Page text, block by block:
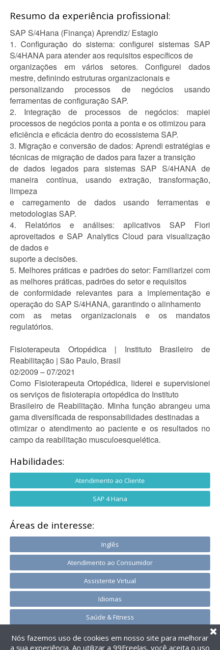
Resumo da experiência profissional:
SAP S/4Hana (Finança) Aprendiz/ Estagio
1. Configuração do sistema: configurei sistemas SAP
S/4HANA para atender aos requisitos específicos de
organizações em vários setores. Configurei dados
mestre, definindo estruturas organizacionais e
personalizando processos de negócios usando
ferramentas de configuração SAP.
2. Integração de processos de negócios: mapiei
processos de negócios ponta a ponta e os otimizou para
eficiência e eficácia dentro do ecossistema SAP.
3. Migração e conversão de dados: Aprendi estratégias e
técnicas de migração de dados para fazer a transição
de dados legados para sistemas SAP S/4HANA de
maneira contínua, usando extração, transformação,
limpeza
e carregamento de dados usando ferramentas e
metodologias SAP.
4. Relatórios e análises: aplicativos SAP Fiori
aproveitados e SAP Analytics Cloud para visualização
de dados e
suporte a decisões.
5. Melhores práticas e padrões do setor: Familiarizei com
as melhores práticas, padrões do setor e requisitos
de conformidade relevantes para a implementação e
operação do SAP S/4HANA, garantindo o alinhamento
com as metas organizacionais e os mandatos
regulatórios.
Fisioterapeuta Ortopédica | Instituto Brasileiro de
Reabilitação | São Paulo, Brasil
02/2009 – 07/2021
Como Fisioterapeuta Ortopédica, liderei e supervisionei
os serviços de fisioterapia ortopédica do Instituto
Brasileiro de Reabilitação. Minha função abrangeu uma
gama diversificada de responsabilidades destinadas a
otimizar o atendimento ao paciente e os resultados no
campo da reabilitação musculoesquelética.
Habilidades:
Atendimento ao Cliente
SAP 4 Hana
Áreas de interesse:
Inglês
Atendimento ao Consumidor
Assistente Virtual
Idiomas
Saúde & Fitness
Nós fazemos uso de cookies em nosso site para melhorar
a sua experiência. Ao utilizar a 99Freelas, você aceita o uso